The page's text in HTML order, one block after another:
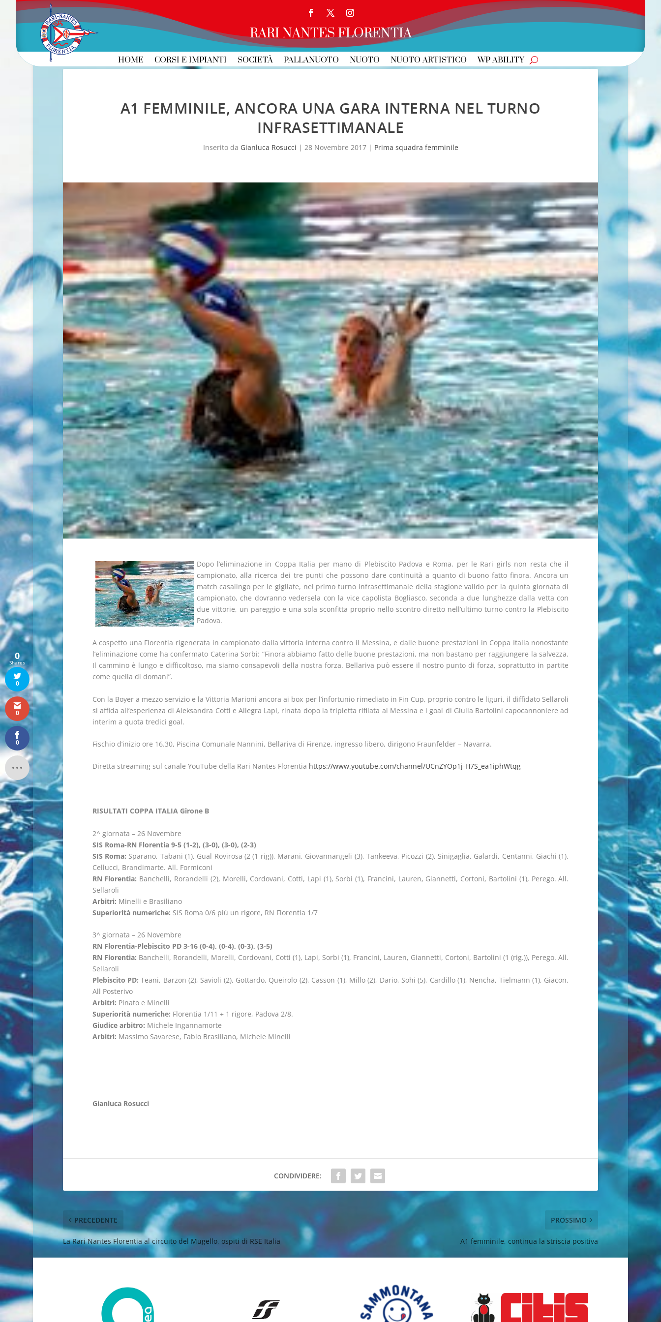
RARI NANTES FLORENTIA
HOME CORSI E IMPIANTI SOCIETÀ PALLANUOTO NUOTO NUOTO ARTISTICO WP ABILITY
A1 FEMMINILE, ANCORA UNA GARA INTERNA NEL TURNO
INFRASETTIMANALE
Inserito da Gianluca Rosucci | 28 Novembre 2017| Prima squadra femminile
Dopo l’eliminazione in Coppa Italia per mano di Plebiscito Padova e Roma, per le Rari girls non resta che il
campionato, alla ricerca dei tre punti che possono dare continuità a quanto di buono fatto finora. Ancora un
match casalingo per le gigliate, nel primo turno infrasettimanale della stagione valido per la quinta giornata di
campionato, che dovranno vedersela con la vice capolista Bogliasco, seconda a due lunghezze dalla vetta con
due vittorie, un pareggio e una sola sconfitta proprio nello scontro diretto nell’ultimo turno contro la Plebiscito
Padova.
A cospetto una Florentia rigenerata in campionato dalla vittoria interna contro il Messina, e dalle buone prestazioni in Coppa Italia nonostante
l’eliminazione come ha confermato Caterina Sorbi: “Finora abbiamo fatto delle buone prestazioni, ma non bastano per raggiungere la salvezza.
Il cammino è lungo e difficoltoso, ma siamo consapevoli della nostra forza. Bellariva può essere il nostro punto di forza, soprattutto in partite
come quella di domani”.
Con la Boyer a mezzo servizio e la Vittoria Marioni ancora ai box per l’infortunio rimediato in Fin Cup, proprio contro le liguri, il diffidato Sellaroli
si affida all’esperienza di Aleksandra Cotti e Allegra Lapi, rinata dopo la tripletta rifilata al Messina e i goal di Giulia Bartolini capocannoniere ad
interim a quota tredici goal.
Fischio d’inizio ore 16.30, Piscina Comunale Nannini, Bellariva di Firenze, ingresso libero, dirigono Fraunfelder – Navarra.
Diretta streaming sul canale YouTube della Rari Nantes Florentia https://www.youtube.com/channel/UCnZYOp1j-H7S_ea1iphWtqg
RISULTATI COPPA ITALIA Girone B
2^ giornata – 26 Novembre
SIS Roma-RN Florentia 9-5 (1-2), (3-0), (3-0), (2-3)
SIS Roma: Sparano, Tabani (1), Gual Rovirosa (2 (1 rig)), Marani, Giovannangeli (3), Tankeeva, Picozzi (2), Sinigaglia, Galardi, Centanni, Giachi (1),
Cellucci, Brandimarte. All. Formiconi
RN Florentia: Banchelli, Rorandelli (2), Morelli, Cordovani, Cotti, Lapi (1), Sorbi (1), Francini, Lauren, Giannetti, Cortoni, Bartolini (1), Perego. All.
Sellaroli
Arbitri: Minelli e Brasiliano
Superiorità numeriche: SIS Roma 0/6 più un rigore, RN Florentia 1/7
3^ giornata – 26 Novembre
RN Florentia-Plebiscito PD 3-16 (0-4), (0-4), (0-3), (3-5)
RN Florentia: Banchelli, Rorandelli, Morelli, Cordovani, Cotti (1), Lapi, Sorbi (1), Francini, Lauren, Giannetti, Cortoni, Bartolini (1 (rig.)), Perego. All.
Sellaroli
Plebiscito PD: Teani, Barzon (2), Savioli (2), Gottardo, Queirolo (2), Casson (1), Millo (2), Dario, Sohi (5), Cardillo (1), Nencha, Tielmann (1), Giacon.
All Posterivo
Arbitri: Pinato e Minelli
Superiorità numeriche: Florentia 1/11 + 1 rigore, Padova 2/8.
Giudice arbitro: Michele Ingannamorte
Arbitri: Massimo Savarese, Fabio Brasiliano, Michele Minelli
Gianluca Rosucci
CONDIVIDERE:
PRECEDENTE
La Rari Nantes Florentia al circuito del Mugello, ospiti di RSE Italia
PROSSIMO
A1 femminile, continua la striscia positiva
0
Shares
0
0
0